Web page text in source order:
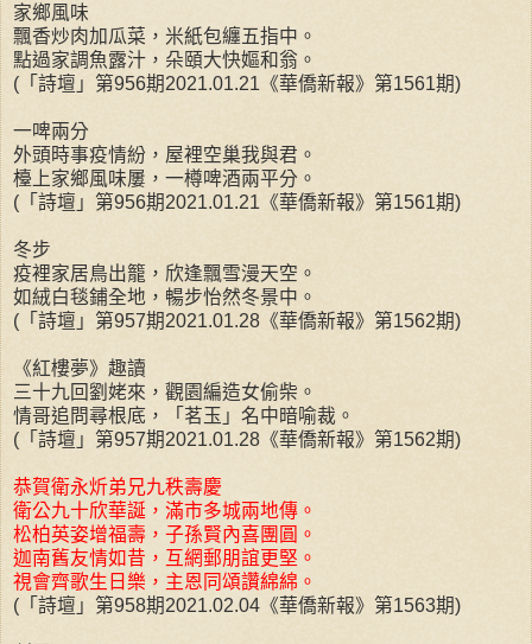
家鄉風味
飄香炒肉加瓜菜，米紙包纏五指中。
點過家調魚露汁，朵頤大快嫗和翁。
(「詩壇」第956期2021.01.21《華僑新報》第1561期)
一啤兩分
外頭時事疫情紛，屋裡空巢我與君。
檯上家鄉風味屢，一樽啤酒兩平分。
(「詩壇」第956期2021.01.21《華僑新報》第1561期)
冬步
疫裡家居鳥出籠，欣逢飄雪漫天空。
如絨白毯鋪全地，暢步怡然冬景中。
(「詩壇」第957期2021.01.28《華僑新報》第1562期)
《紅樓夢》趣讀
三十九回劉姥來，觀園編造女偷柴。
情哥追問尋根底，「茗玉」名中暗喻裁。
(「詩壇」第957期2021.01.28《華僑新報》第1562期)
恭賀衛永炘弟兄九秩壽慶
衛公九十欣華誕，滿市多城兩地傳。
松柏英姿增福壽，子孫賢內喜團圓。
迦南舊友情如昔，互網郵朋誼更堅。
視會齊歌生日樂，主恩同頌讚綿綿。
(「詩壇」第958期2021.02.04《華僑新報》第1563期)